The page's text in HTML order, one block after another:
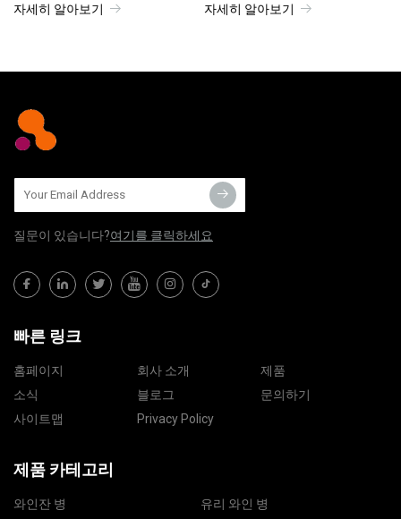
Celebration)는 기대되는 연례 모
자세히 알아보기
했습니다. 그는 자신의 손 없이 오
자세히 알아보기
질문이 있습니다?여기를 클릭하세요
빠른 링크
홈페이지 회사 소개
제품
소식
블로그
문의하기
사이트맵
Privacy Policy
제품 카테고리
와인잔 병
유리 와인 병